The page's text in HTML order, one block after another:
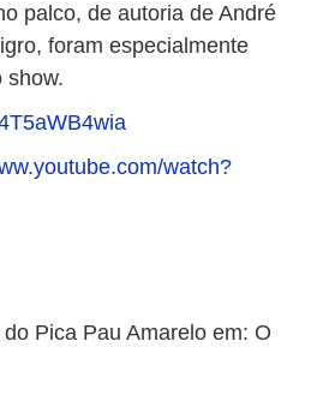
palco, de autoria de André
foram especialmente
show.
watch?
do Pica Pau Amarelo em: O